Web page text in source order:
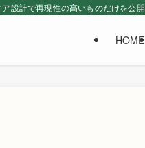
設計で再現性の高いものだけを公開
HOME